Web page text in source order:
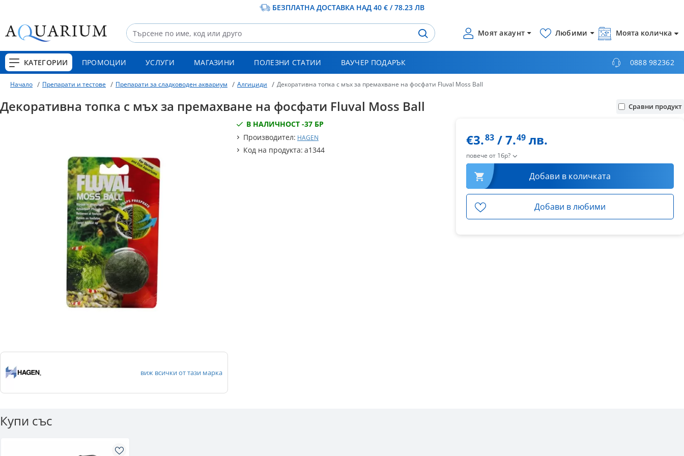
БЕЗПЛАТНА ДОСТАВКА НАД 40 € / 78.23 ЛВ
Моят акаунт Любими Моята количка
КАТЕГОРИИ ПРОМОЦИИ УСЛУГИ МАГАЗИНИ ПОЛЕЗНИ СТАТИИ ВАУЧЕР ПОДАРЪК 0888 982362
Начало Препарати и тестове Препарати за сладководен аквариум Алгициди Декоративна топка с мъх за премахване на фосфати Fluval Moss Ball
Декоративна топка с мъх за премахване на фосфати Fluval Moss Ball Сравни продукт
виж всички от тази марка
В НАЛИЧНОСТ -37 БР
Производител: HAGEN
Код на продукта: a1344
€3.83/ 7.49 лв.
повече от 1бр?
Добави в количката
Добави в любими
Купи със